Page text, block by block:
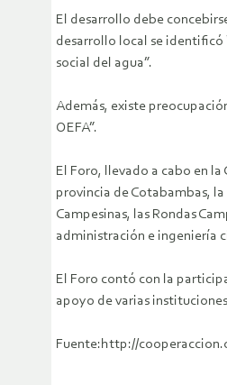
El desarrollo debe
desarrollo local se identificó
social del agua”.
Además, existe
OEFA”.
El Foro, llevado a cabo en
provincia de Cotabambas,
Campesinas, las Rondas
administración e ingeniería
El Foro contó con la
apoyo de varias
Fuente:http://